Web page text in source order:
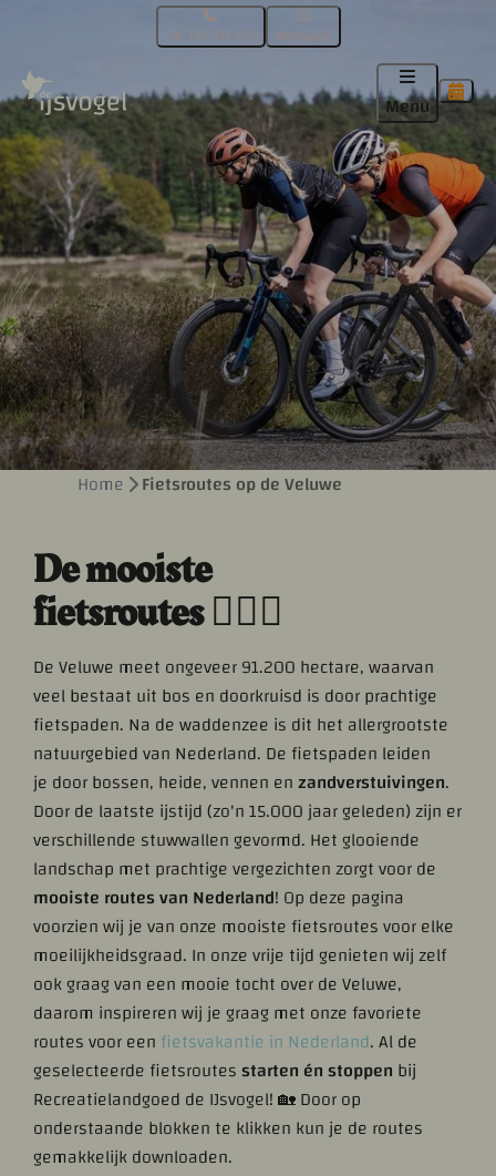
+31 342 471 470 WhatsApp
Menu
Home Fietsroutes op de Veluwe
De mooiste
fietsroutes 🚴🏼‍♀️
De Veluwe meet ongeveer 91.200 hectare, waarvan
veel bestaat uit bos en doorkruisd is door prachtige
fietspaden. Na de waddenzee is dit het allergrootste
natuurgebied van Nederland. De fietspaden leiden
je door bossen, heide, vennen enzandverstuivingen.
Door de laatste ijstijd (zo'n 15.000 jaar geleden) zijn er
verschillende stuwwallen gevormd. Het glooiende
landschap met prachtige vergezichten zorgt voor de
mooiste routes van Nederland! Op deze pagina
voorzien wij je van onze mooiste fietsroutes voor elke
moeilijkheidsgraad. In onze vrije tijd genieten wij zelf
ook graag van een mooie tocht over de Veluwe,
daarom inspireren wij je graag met onze favoriete
routes voor een fietsvakantie in Nederland. Al de
geselecteerde fietsroutesstarten énstoppen bij
Recreatielandgoed de IJsvogel! 🏡 Door op
onderstaande blokken te klikken kun je de routes
gemakkelijk downloaden.